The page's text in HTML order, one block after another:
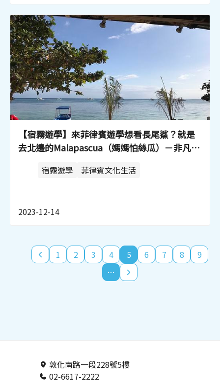
【宿霧遊學】來菲律賓遊學想看長尾鯊？就是
去北邊的Malapascua（媽媽怕絲瓜）－非凡遊
宿霧遊學 菲律賓文化生活
2023-12-14
1 2 3 4 5 6 7 8
9
…
02-6617-2222
敦化南路一段228號5樓